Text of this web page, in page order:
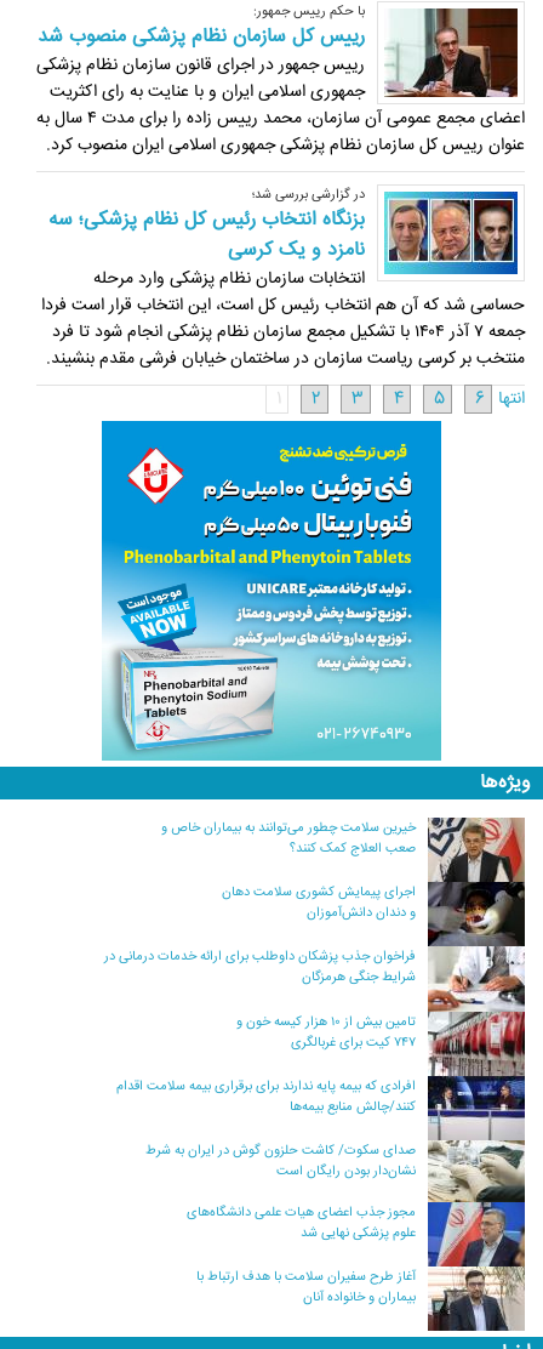
با حکم رییس جمهور:
رییس کل سازمان نظام پزشکی منصوب شد
رییس جمهور در اجرای قانون سازمان نظام پزشکی
جمهوری اسلامی ایران و با عنایت به رای اکثریت
اعضای مجمع عمومی آن سازمان، محمد رییس‌ زاده را برای مدت ۴ سال به
عنوان رییس کل سازمان نظام پزشکی جمهوری اسلامی ایران منصوب کرد.
در گزارشی بررسی شد؛
بزنگاه انتخاب رئیس کل نظام پزشکی؛ سه
نامزد و یک کرسی
انتخابات سازمان نظام پزشکی وارد مرحله
حساسی شد که آن هم انتخاب رئیس کل است، این انتخاب قرار است فردا
جمعه ۷ آذر ۱۴۰۴ با تشکیل مجمع سازمان نظام پزشکی انجام شود تا فرد
منتخب بر کرسی ریاست سازمان در ساختمان خیابان فرشی مقدم بنشیند.
انتها
1 2 3 4 5 6
ویژه‌ها
خیرین سلامت چطور می‌توانند به بیماران خاص و
صعب العلاج کمک کنند؟
اجرای پیمایش کشوری سلامت دهان
و دندان دانش‌آموزان
فراخوان جذب پزشکان داوطلب برای ارائه خدمات درمانی در
شرایط جنگی هرمزگان
تامین بیش از ۱۰ هزار کیسه خون و
۷۴۷ کیت برای غربالگری
افرادی که بیمه پایه ندارند برای برقراری بیمه سلامت اقدام
کنند/چالش منابع بیمه‌ها
صدای سکوت/ کاشت حلزون گوش در ایران به شرط
نشان‌دار بودن رایگان است
مجوز جذب اعضای هیات علمی دانشگاه‌های
علوم پزشکی نهایی شد
آغاز طرح سفیران سلامت با هدف ارتباط با
بیماران و خانواده آنان